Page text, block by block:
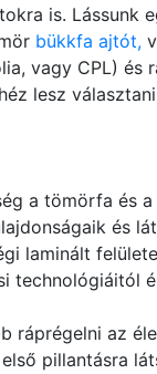
is. Lássunk
bükkfa ajtót,
vagy CPL) és
lesz
a tömörfa és
és
laminált
technológiáitól
ráprégelni az
pillantásra